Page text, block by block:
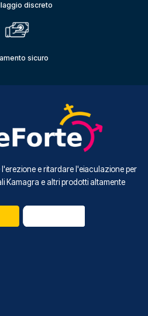
discreto
sicuro
e ritardare l'eiaculazione per
Kamagra e altri prodotti altamente